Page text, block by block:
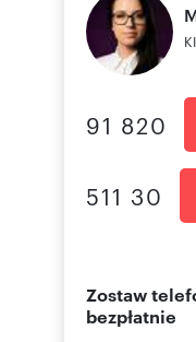
91 820
511 30
Zostaw
bezpłatnie